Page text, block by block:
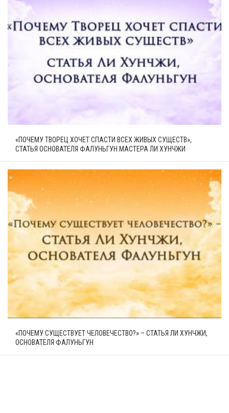
«ПОЧЕМУ ТВОРЕЦ ХОЧЕТ СПАСТИ ВСЕХ ЖИВЫХ СУЩЕСТВ»,
СТАТЬЯ ОСНОВАТЕЛЯ ФАЛУНЬГУН МАСТЕРА ЛИ ХУНЧЖИ
«ПОЧЕМУ СУЩЕСТВУЕТ ЧЕЛОВЕЧЕСТВО?» – СТАТЬЯ ЛИ ХУНЧЖИ,
ОСНОВАТЕЛЯ ФАЛУНЬГУН